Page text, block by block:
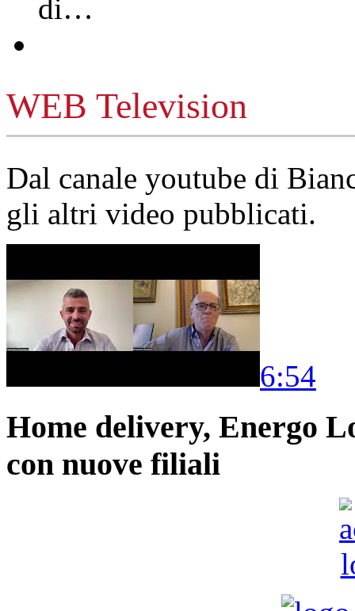
di…
WEB Television
Dal canale youtube di
gli altri video pubblicati.
6:54
Home delivery, Energo
con nuove filiali